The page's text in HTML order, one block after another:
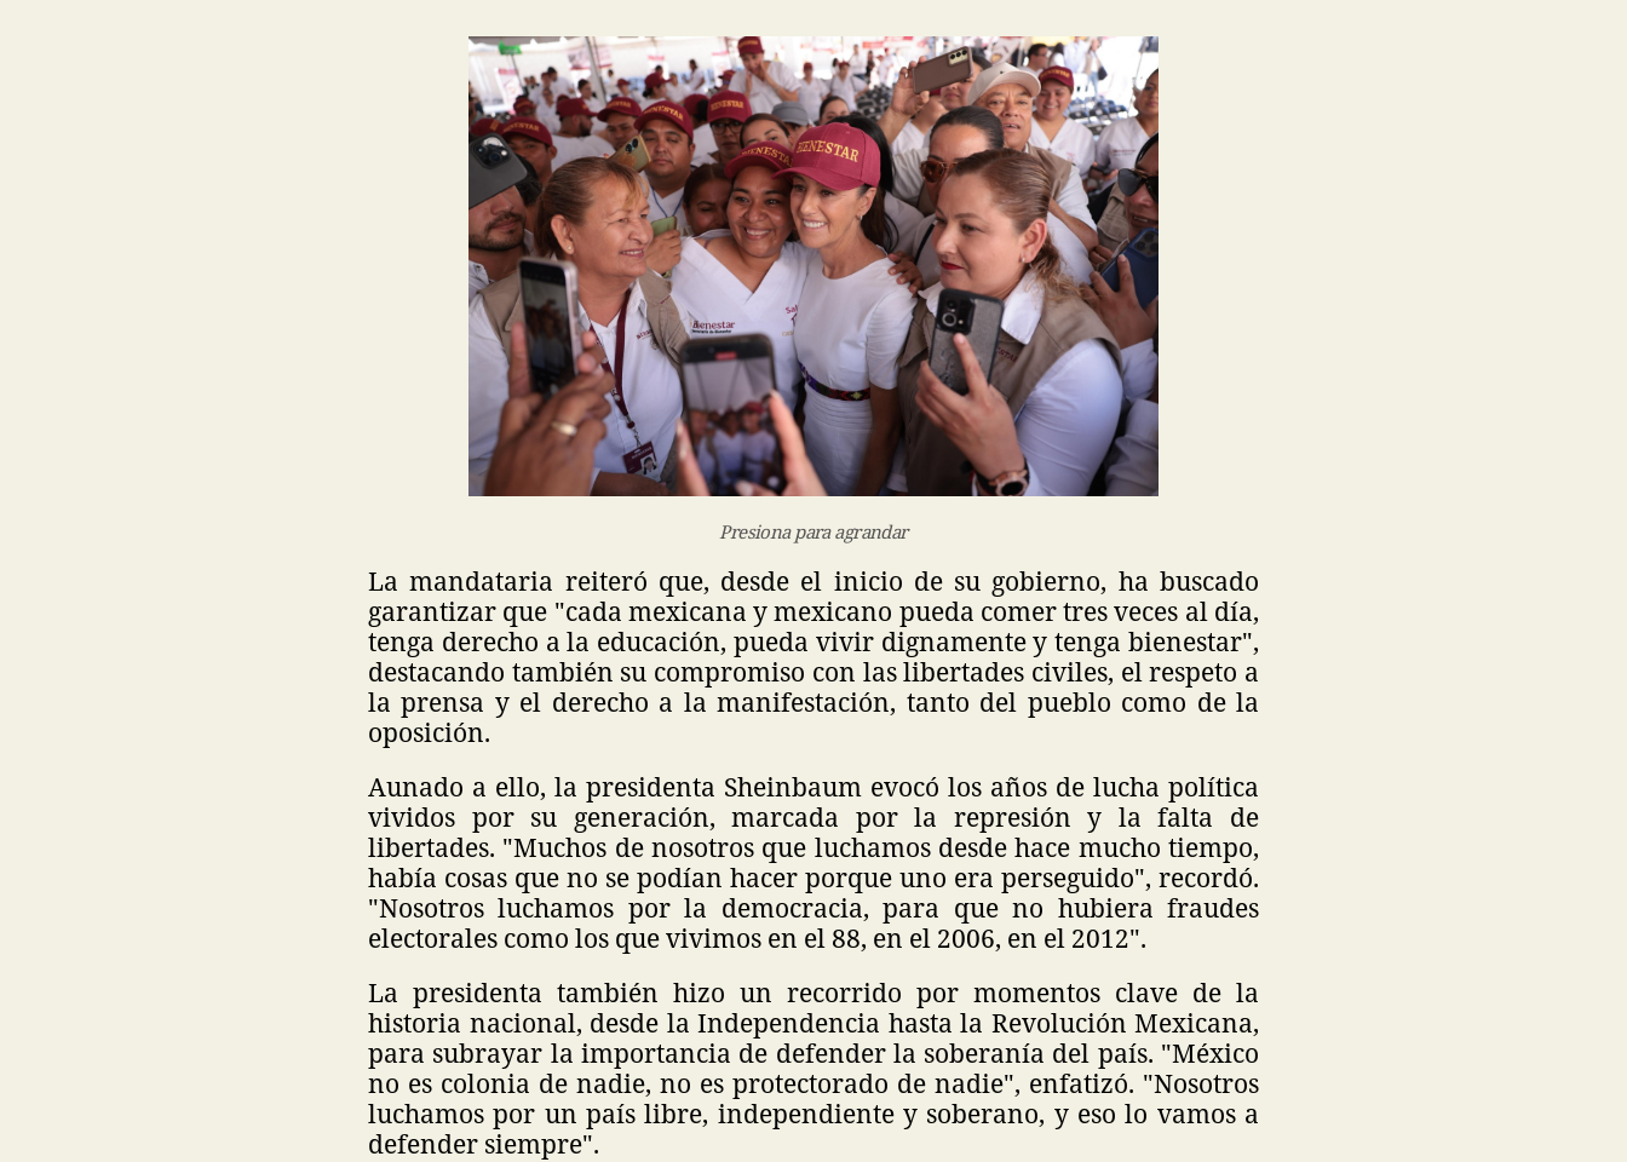
Presiona para agrandar
La mandataria reiteró que, desde el inicio de su gobierno, ha buscado
garantizar que "cada mexicana y mexicano pueda comer tres veces al día,
tenga derecho a la educación, pueda vivir dignamente y tenga bienestar",
destacando también su compromiso con las libertades civiles, el respeto a
la prensa y el derecho a la manifestación, tanto del pueblo como de la
oposición.
Aunado a ello, la presidenta Sheinbaum evocó los años de lucha política
vividos por su generación, marcada por la represión y la falta de
libertades. "Muchos de nosotros que luchamos desde hace mucho tiempo,
había cosas que no se podían hacer porque uno era perseguido", recordó.
"Nosotros luchamos por la democracia, para que no hubiera fraudes
electorales como los que vivimos en el 88, en el 2006, en el 2012".
La presidenta también hizo un recorrido por momentos clave de la
historia nacional, desde la Independencia hasta la Revolución Mexicana,
para subrayar la importancia de defender la soberanía del país. "México
no es colonia de nadie, no es protectorado de nadie", enfatizó. "Nosotros
luchamos por un país libre, independiente y soberano, y eso lo vamos a
defender siempre".